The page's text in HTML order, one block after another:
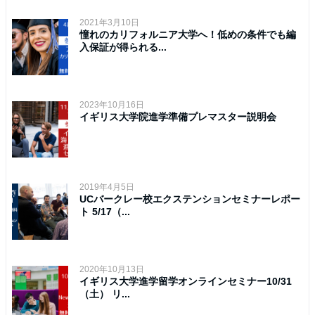
2021年3月10日
憧れのカリフォルニア大学へ！低めの条件でも編
入保証が得られる...
2023年10月16日
イギリス大学院進学準備プレマスター説明会
2019年4月5日
UCバークレー校エクステンションセミナーレポー
ト 5/17（...
2020年10月13日
イギリス大学進学留学オンラインセミナー10/31
（土） リ...